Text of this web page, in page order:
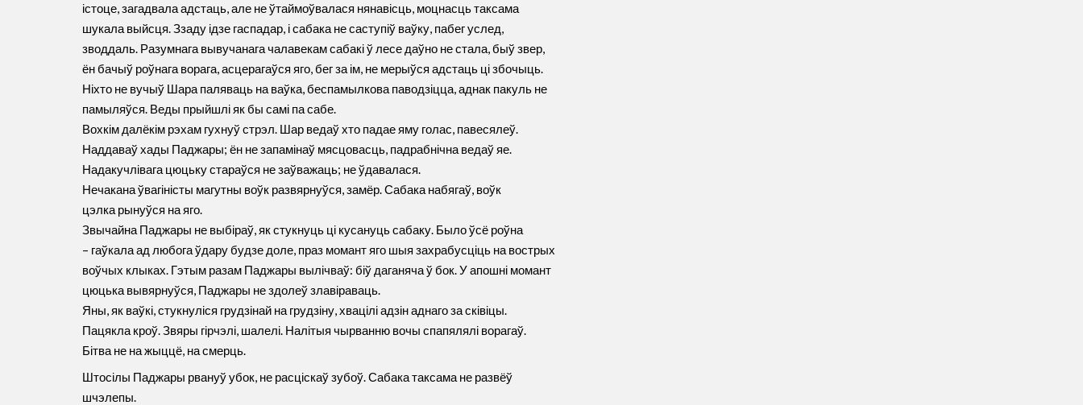
істоце, загадвала адстаць, але не ўтаймоўвалася нянавісць, моцнасць таксама
шукала выйсця. Ззаду ідзе гаспадар, і сабака не саступіў ваўку, пабег услед,
зводдаль. Разумнага вывучанага чалавекам сабакі ў лесе даўно не стала, быў звер,
ён бачыў роўнага ворага, асцерагаўся яго, бег за ім, не мерыўся адстаць ці збочыць.
Ніхто не вучыў Шара паляваць на ваўка, беспамылкова паводзіцца, аднак пакуль не
памыляўся. Веды прыйшлі як бы самі па сабе.
Вохкім далёкім рэхам гухнуў стрэл. Шар ведаў хто падае яму голас, павесялеў.
Наддаваў хады Паджары; ён не запамінаў мясцовасць, падрабнічна ведаў яе.
Надакучлівага цюцьку стараўся не заўважаць; не ўдавалася.
Нечакана ўвагіністы магутны воўк развярнуўся, замёр. Сабака набягаў, воўк
цэлка рынуўся на яго.
Звычайна Паджары не выбіраў, як стукнуць ці кусануць сабаку. Было ўсё роўна
– гаўкала ад любога ўдару будзе доле, праз момант яго шыя захрабусціць на вострых
воўчых клыках. Гэтым разам Паджары вылічваў: біў даганяча ў бок. У апошні момант
цюцька вывярнуўся, Паджары не здолеў злавіраваць.
Яны, як ваўкі, стукнуліся грудзінай на грудзіну, хвацілі адзін аднаго за сківіцы.
Пацякла кроў. Звяры гірчэлі, шалелі. Налітыя чырванню вочы спапялялі ворагаў.
Бітва не на жыццё, на смерць.
Штосілы Паджары рвануў убок, не расціскаў зубоў. Сабака таксама не развёў
шчэлепы.